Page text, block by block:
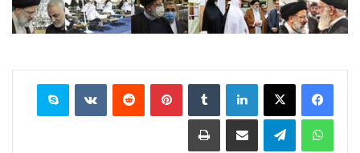
لینکدین ‫پین‌ترست ‫رددیت
واتس آپ
اشتراک گذاری از طریق ایمیل چاپ